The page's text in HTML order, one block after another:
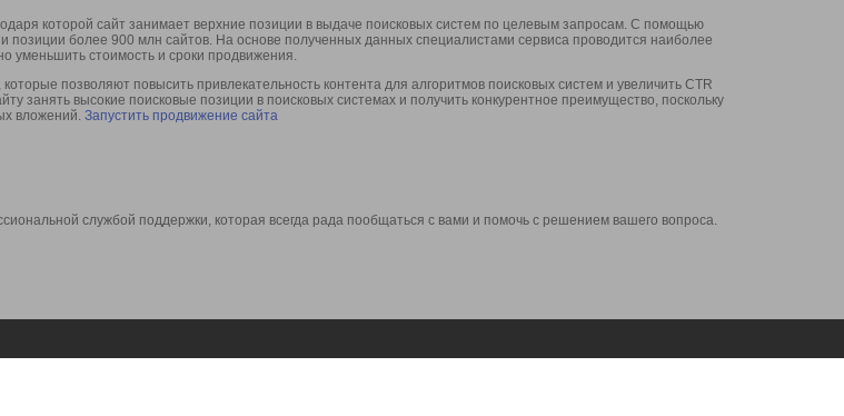
которой сайт занимает верхние позиции в выдаче поисковых систем по целевым запросам. С помощью
более 900 млн сайтов. На основе полученных данных специалистами сервиса проводится наиболее
уменьшить стоимость и сроки продвижения.
позволяют повысить привлекательность контента для алгоритмов поисковых систем и увеличить CTR
занять высокие поисковые позиции в поисковых системах и получить конкурентное преимущество, поскольку
вложений. Запустить продвижение сайта
службой поддержки, которая всегда рада пообщаться с вами и помочь с решением вашего вопроса.